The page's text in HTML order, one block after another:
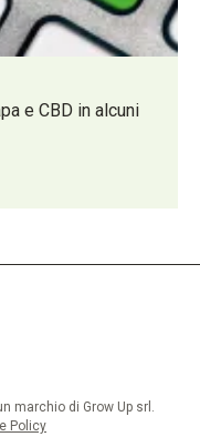
e CBD in alcuni
marchio di Grow Up srl.
Policy